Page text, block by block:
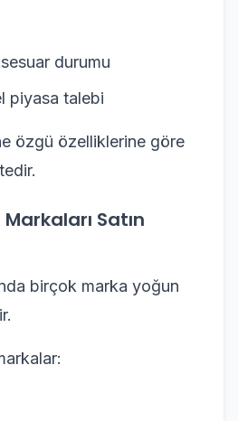
durumu
piyasa talebi
özgü özelliklerine göre
Satın
birçok marka yoğun